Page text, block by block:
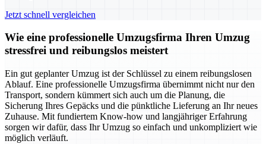
Jetzt schnell vergleichen
Wie eine professionelle Umzugsfirma Ihren Umzug
stressfrei und reibungslos meistert
Ein gut geplanter Umzug ist der Schlüssel zu einem reibungslosen
Ablauf. Eine professionelle Umzugsfirma übernimmt nicht nur den
Transport, sondern kümmert sich auch um die Planung, die
Sicherung Ihres Gepäcks und die pünktliche Lieferung an Ihr neues
Zuhause. Mit fundiertem Know-how und langjähriger Erfahrung
sorgen wir dafür, dass Ihr Umzug so einfach und unkompliziert wie
möglich verläuft.